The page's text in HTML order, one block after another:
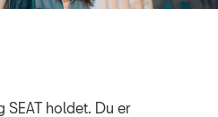
VÆRKSTED
TILBEHØR
SEAT holdet. Du er